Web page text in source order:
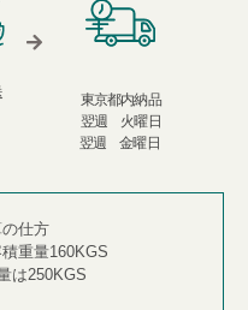
東京都内納品​
翌週 火曜日​
翌週 金曜日 ​
仕方
積重量160KGS
は250KGS